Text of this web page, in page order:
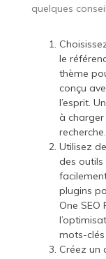
quelques
le
thème
conçu
l’esprit.
à
recherche.
Utilisez
des
plugins
One
mots-clés
Créez un